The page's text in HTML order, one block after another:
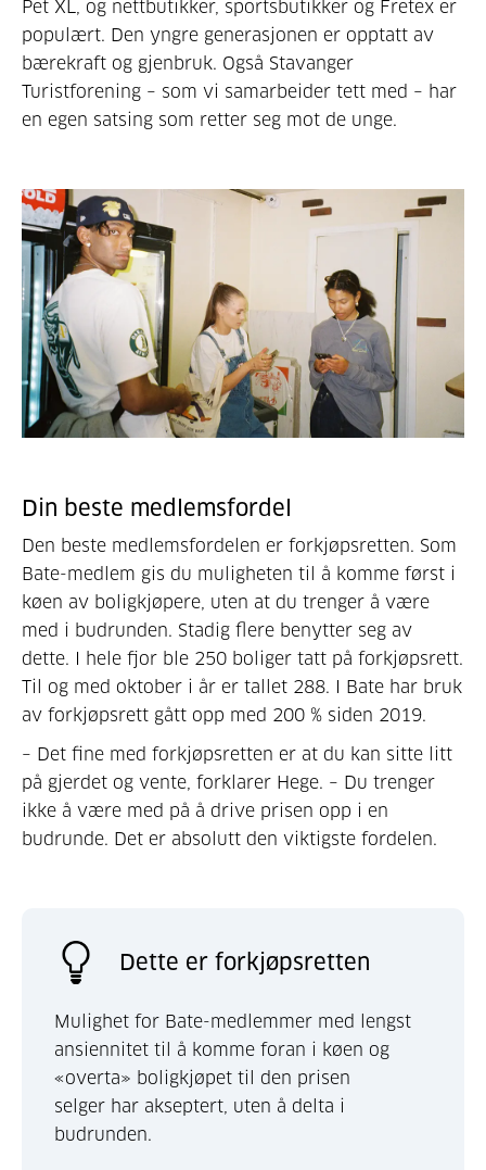
Pet XL, og nettbutikker, sports­butikker og Fretex er
populært. Den yngre generasjonen er opptatt av
bære­kraft og gjenbruk. Også Stavanger
Turistforening – som vi samarbeider tett med – har
en egen satsing som retter seg mot de unge.
Din beste medlemsfordel
Den beste medlemsfordelen er for­kjøpsretten. Som
Bate-medlem gis du muligheten til å komme først i
køen av boligkjøpere, uten at du trenger å være
med i budrunden. Stadig flere benytter seg av
dette. I hele fjor ble 250 boliger tatt på forkjøpsrett.
Til og med oktober i år er tallet 288. I Bate har bruk
av forkjøpsrett gått opp med 200 % siden 2019.
– Det fine med forkjøpsretten er at du kan sitte litt
på gjerdet og vente, forklarer Hege. – Du trenger
ikke å være med på å drive prisen opp i en
budrunde. Det er absolutt den viktigste fordelen.
Dette er forkjøpsretten
Mulighet for Bate-medlemmer med lengst
ansiennitet til å komme foran i køen og
«overta» boligkjøpet til den prisen
selger har akseptert, uten å delta i
budrunden.